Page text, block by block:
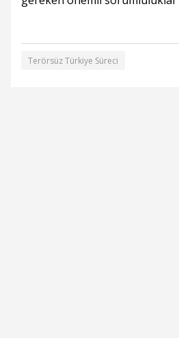
Terörsüz Türkiye Süreci